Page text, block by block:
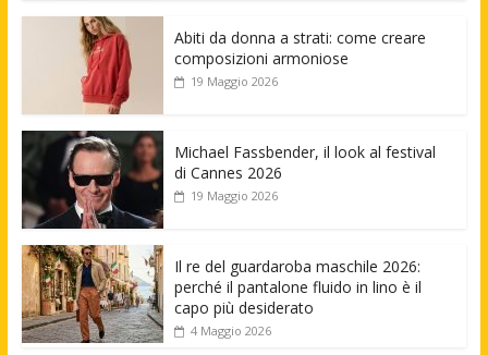
Abiti da donna a strati: come creare
composizioni armoniose
19 Maggio 2026
Michael Fassbender, il look al festival
di Cannes 2026
19 Maggio 2026
Il re del guardaroba maschile 2026:
perché il pantalone fluido in lino è il
capo più desiderato
4 Maggio 2026